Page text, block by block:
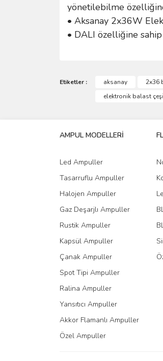
yönetilebilme
• Aksanay 2x36W
• DALI özelliğine
Görüş ve önerileriniz için
Ürün bilgilerinde hatalar
Bu ürüne benzer farklı
Etiketler : aksanay 2x36
elektronik balast
AMPUL MODELLERİ
Led Ampuller
Tasarruflu Ampuller
Halojen Ampuller
Gaz Deşarjlı Ampuller
Rustik Ampuller
Kapsül Ampuller
Çanak Ampuller
Spot Tipi Ampuller
Ralina Ampuller
Yansıtıcı Ampuller
Akkor Flamanlı Ampuller
Özel Ampuller